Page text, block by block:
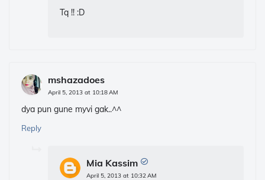
Tq !! :D
mshazadoes
April 5, 2013 at 10:18 AM
dya pun gune myvi gak..^^
Reply
Mia Kassim
April 5, 2013 at 10:32 AM